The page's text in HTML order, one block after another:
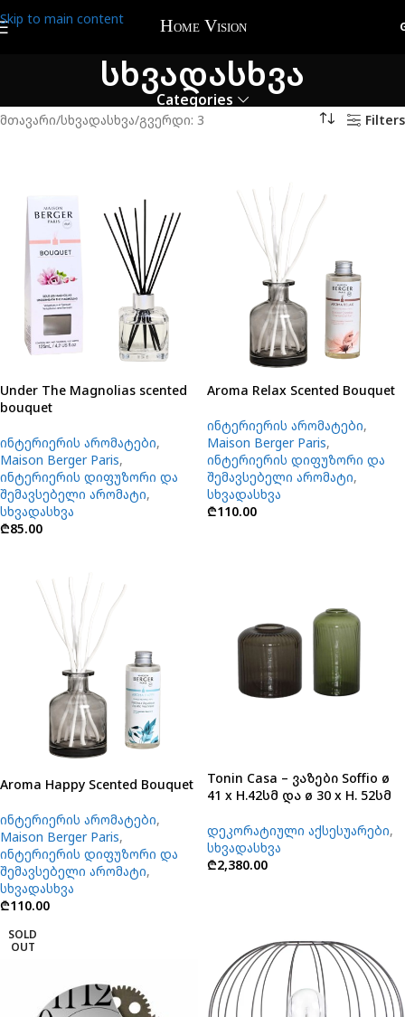
Skip to main content
სხვადასხვა
Categories
მთავარი სხვადასხვა გვერდი: 3 Filters
Under The Magnolias scented
bouquet
ინტერიერის არომატები,
Maison Berger Paris,
ინტერიერის დიფუზორი და
შემავსებელი არომატი,
სხვადასხვა
₾85.00
Aroma Relax Scented Bouquet
ინტერიერის არომატები,
Maison Berger Paris,
ინტერიერის დიფუზორი და
შემავსებელი არომატი,
სხვადასხვა
₾110.00
Aroma Happy Scented Bouquet
ინტერიერის არომატები,
Maison Berger Paris,
ინტერიერის დიფუზორი და
შემავსებელი არომატი,
სხვადასხვა
₾110.00
Tonin Casa – ვაზები Soffio ø
41 x H.42სმ და ø 30 x H. 52სმ
დეკორატიული აქსესუარები,
სხვადასხვა
₾2,380.00
SOLD
OUT